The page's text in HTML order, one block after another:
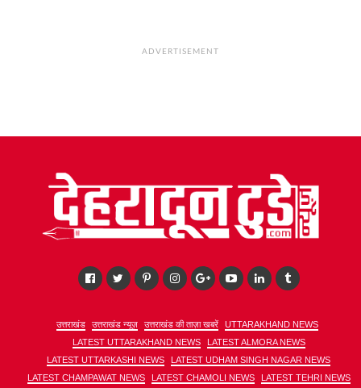
ADVERTISEMENT
उत्तराखंड उत्तराखंड न्यूज़ उत्तराखंड की ताज़ा खबरें
UTTARAKHAND NEWS
LATEST UTTARAKHAND NEWS
LATEST ALMORA NEWS
LATEST UTTARKASHI NEWS
LATEST UDHAM SINGH NAGAR NEWS
LATEST CHAMPAWAT NEWS
LATEST CHAMOLI NEWS LATEST TEHRI NEWS